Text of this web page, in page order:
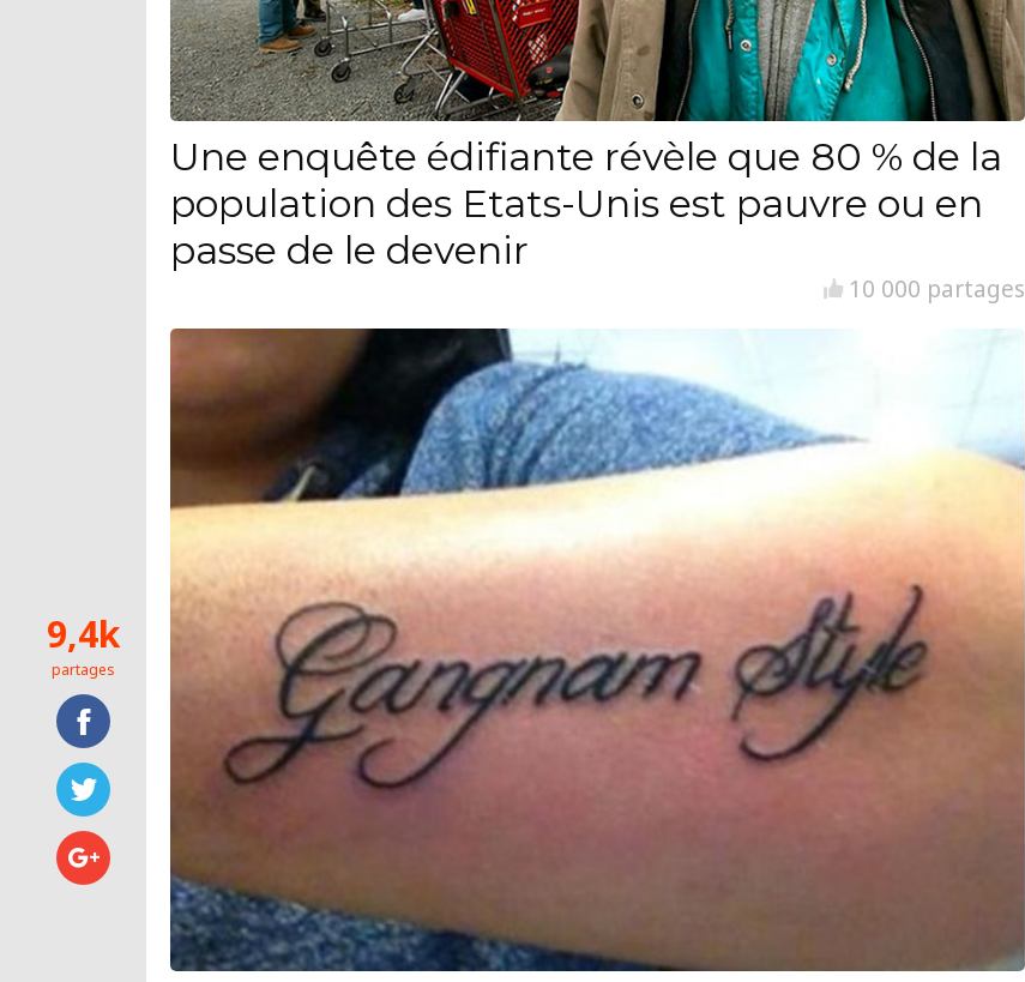
Une enquête édifiante révèle que 80 % de la
population des Etats-Unis est pauvre ou en
passe de le devenir
10 000 partages
9,4k
partages